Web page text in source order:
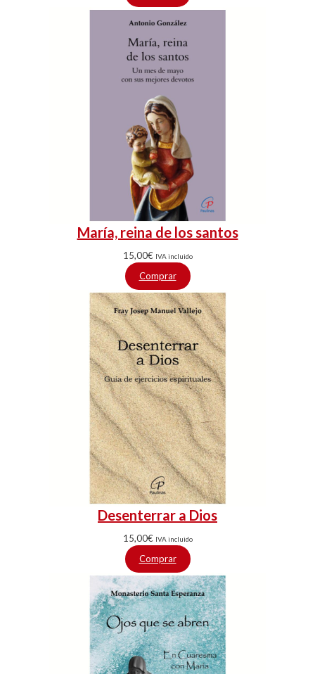
María, reina de los santos
15,00€ IVA incluido
Comprar
Desenterrar a Dios
15,00€ IVA incluido
Comprar